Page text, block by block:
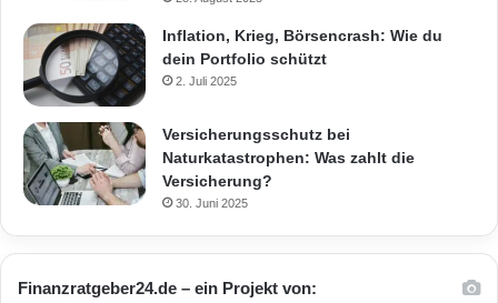
Inflation, Krieg, Börsencrash: Wie du
dein Portfolio schützt
2. Juli 2025
Versicherungsschutz bei
Naturkatastrophen: Was zahlt die
Versicherung?
30. Juni 2025
Finanzratgeber24.de – ein Projekt von: